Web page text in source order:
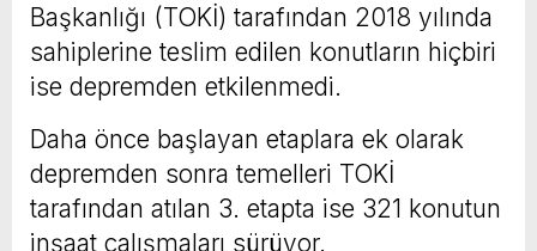
Başkanlığı (TOKİ) tarafından 2018 yılında
sahiplerine teslim edilen konutların hiçbiri
ise depremden etkilenmedi.
Daha önce başlayan etaplara ek olarak
depremden sonra temelleri TOKİ
tarafından atılan 3. etapta ise 321 konutun
inşaat çalışmaları sürüyor.